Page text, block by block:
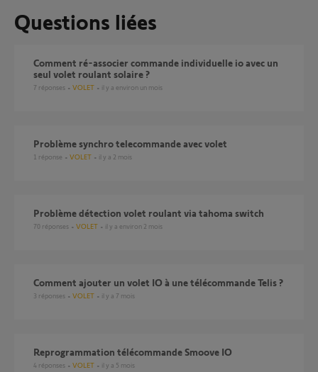
Questions liées
Comment ré-associer commande individuelle io avec un
seul volet roulant solaire ?
7 réponses VOLET il y a environ un mois
Problème synchro telecommande avec volet
1 réponse VOLET il y a 2 mois
Problème détection volet roulant via tahoma switch
70 réponses VOLET il y a environ 2 mois
Comment ajouter un volet IO à une télécommande Telis ?
3 réponses VOLET il y a 7 mois
Reprogrammation télécommande Smoove IO
4 réponses VOLET il y a 5 mois